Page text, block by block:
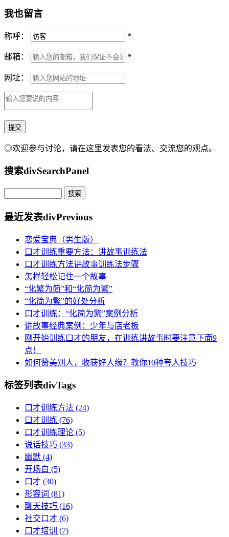
我也留言
称呼： *
邮箱： *
网址：
◎欢迎参与讨论，请在这里发表您的看法、交流您的观点。
搜索divSearchPanel
最近发表divPrevious
恋爱宝典（男生版）
口才训练重要方法：讲故事训练法
口才训练方法讲故事训练法步骤
怎样轻松记住一个故事
“化繁为简”和“化简为繁”
“化简为繁”的好处分析
口才训练：“化简为繁”案例分析
讲故事经典案例：少年与店老板
刚开始训练口才的朋友，在训练讲故事时要注意下面9
点！
如何赞美别人，收获好人缘？教你10种夸人技巧
标签列表divTags
口才训练方法 (24)
口才训练 (76)
口才训练理论 (5)
说话技巧 (33)
幽默 (4)
开场白 (5)
口才 (30)
形容词 (81)
聊天技巧 (16)
社交口才 (6)
口才培训
(7)